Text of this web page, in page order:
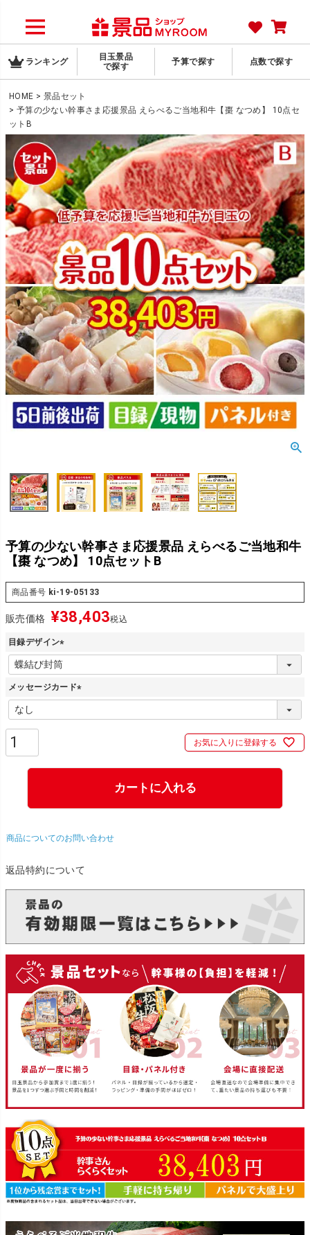
ランキング
目玉景品
で探す
予算で探す 点数で探す
HOME
景品セット
予算の少ない幹事さま応援景品 えらべるご当地和牛【棗 なつめ】 10点セ
ットB
予算の少ない幹事さま応援景品 えらべるご当地和牛
【棗 なつめ】 10点セットB
商品番号 ki-19-05133
販売価格 ¥38,403税込
目録デザイン
(
必
須
)
メッセージカード
必
お気に入りに登録する
カートに入れる
商品についてのお問い合わせ
返品特約について